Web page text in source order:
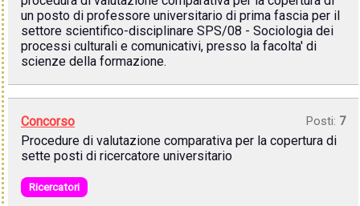
un posto di professore universitario di prima fascia per il
settore scientifico-disciplinare SPS/08 - Sociologia dei
processi culturali e comunicativi, presso la facolta' di
scienze della formazione.
Concorso Posti: 7
Procedure di valutazione comparativa per la copertura di
sette posti di ricercatore universitario
Ricercatori